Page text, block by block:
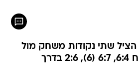
בעולם הציל שתי נקודות משחק מול
סם קוורי (55) ולנצח 6:4, 6:7 (6), 2:6 בדרך